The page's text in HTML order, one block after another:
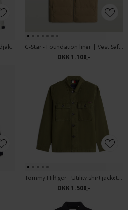
Signal - Lester tech jacket | Vindjakke Blue Captain
G-Star - Foundation liner | Vest Safari
DKK 1.100,-
Tommy Hilfiger - Utility shirt jacket | Jakke Arctic Spruce
DKK 1.500,-